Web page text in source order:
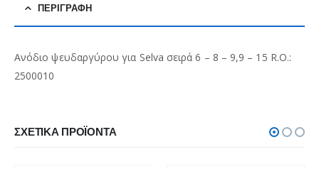
ΠΕΡΙΓΡΑΦΉ
Ανόδιο ψευδαργύρου για Selva σειρά 6 – 8 – 9,9 – 15 R.O.:
2500010
ΣΧΕΤΙΚΆ ΠΡΟΪΌΝΤΑ